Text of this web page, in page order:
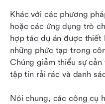
Khác với các phương
hoặc các ứng dụng trò
hợp tác dự án được
những phức tạp trong
Chúng giảm thiểu sự
tập tin rải rác và danh
Nói chung, các công cụ